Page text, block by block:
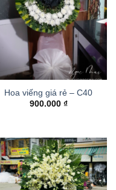
Hoa viếng giá rẻ – C40
900.000 ₫